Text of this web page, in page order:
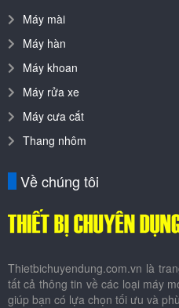
Máy mài
Máy hàn
Máy khoan
Máy rửa xe
Máy cưa cắt
Thang nhôm
Về chúng tôi
Thietbichuyendung.com.vn là
tất cả thông tin về các loại máy
giúp bạn có lựa chọn tối ưu và